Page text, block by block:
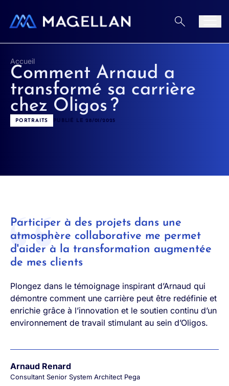
Accueil
Comment Arnaud a
transformé sa carrière
chez Oligos ?
PORTRAITS PUBLIÉ LE 28/01/2025
Participer à des projets dans une
atmosphère collaborative me permet
d'aider à la transformation augmentée
de mes clients
Plongez dans le témoignage inspirant d’Arnaud qui
démontre comment une carrière peut être redéfinie et
enrichie grâce à l’innovation et le soutien continu d’un
environnement de travail stimulant au sein d’Oligos.
Arnaud Renard
Consultant Senior System Architect Pega